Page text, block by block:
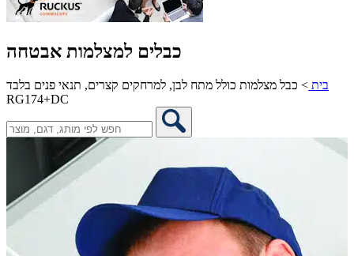
כבלים למצלמות אבטחה
בית > כבל מצלמות כולל מתח לבן, למרחקים קצרים, תנאי פנים בלבד
RG174+DC